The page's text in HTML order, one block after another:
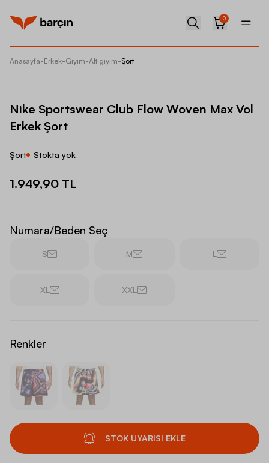
0
Anasayfa-Erkek-Giyim-Alt giyim-Şort
Nike Sportswear Club Flow Woven Max Vol
Erkek Şort
Şort Stokta yok
1.949,90 TL
Numara/Beden Seç
S M L
XL XXL
Renkler
STOK UYARISI EKLE